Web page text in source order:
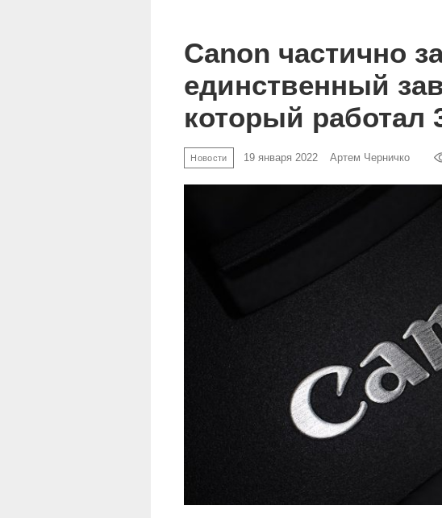
Canon частично
единственный
который работал
Новости 19 января 2022 Артем Черничко